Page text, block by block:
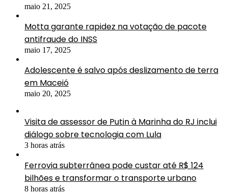
maio 21, 2025
Motta garante rapidez na votação de pacote
antifraude do INSS
maio 17, 2025
Adolescente é salvo após deslizamento de terra
em Maceió
maio 20, 2025
Visita de assessor de Putin à Marinha do RJ inclui
diálogo sobre tecnologia com Lula
3 horas atrás
Ferrovia subterrânea pode custar até R$ 124
bilhões e transformar o transporte urbano
8 horas atrás